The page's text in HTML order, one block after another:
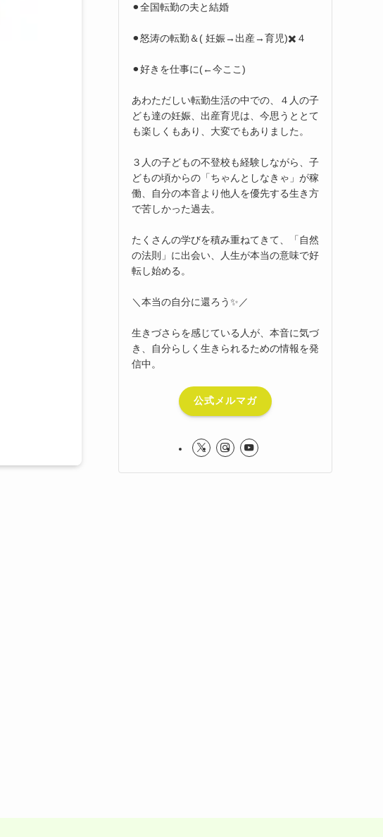
⚫︎全国転勤の夫と結婚
⚫︎怒涛の転勤＆( 妊娠→出産→育児)✖️４
⚫︎好きを仕事に(←今ここ)
あわただしい転勤生活の中での、４人の子
ども達の妊娠、出産育児は、今思うととて
も楽しくもあり、大変でもありました。
３人の子どもの不登校も経験しながら、子
どもの頃からの「ちゃんとしなきゃ」が稼
働、自分の本音より他人を優先する生き方
で苦しかった過去。
たくさんの学びを積み重ねてきて、「自然
の法則」に出会い、人生が本当の意味で好
転し始める。
＼本当の自分に還ろう✨／
生きづさらを感じている人が、本音に気づ
き、自分らしく生きられるための情報を発
信中。
公式メルマガ